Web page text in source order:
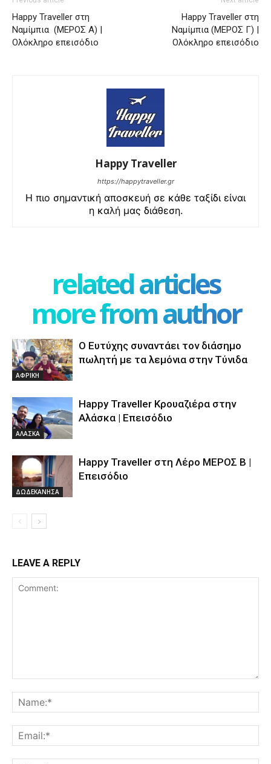
Happy Traveller στη
Ναμίμπια (ΜΕΡΟΣ Α) |
Ολόκληρο επεισόδιο
Happy Traveller στη
Ναμίμπια (ΜΕΡΟΣ Γ) |
Ολόκληρο επεισόδιο
Happy Traveller
https://happytraveller.gr
Η πιο σημαντική αποσκευή σε κάθε ταξίδι είναι
η καλή μας διάθεση.
related articles
more from author
ΑΦΡΙΚΗ
Ο Ευτύχης συναντάει τον διάσημο
πωλητή με τα λεμόνια στην Τύνιδα
ΑΛΑΣΚΑ
Happy Traveller Κρουαζιέρα στην
Αλάσκα | Επεισόδιο
ΔΩΔΕΚΑΝΗΣΑ
Happy Traveller στη Λέρο ΜΕΡΟΣ Β |
Επεισόδιο
LEAVE A REPLY